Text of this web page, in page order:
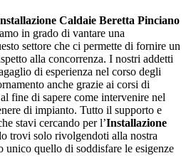
Caldaie Beretta Pinciano
in grado di vantare una
settore che ci permette di fornire un
alla concorrenza. I nostri addetti
di esperienza nel corso degli
anche grazie ai corsi di
fine di sapere come intervenire nel
di impianto. Tutto il supporto e
stavi cercando per l’Installazione
trovi solo rivolgendoti alla nostra
unico quello di soddisfare le esigenze